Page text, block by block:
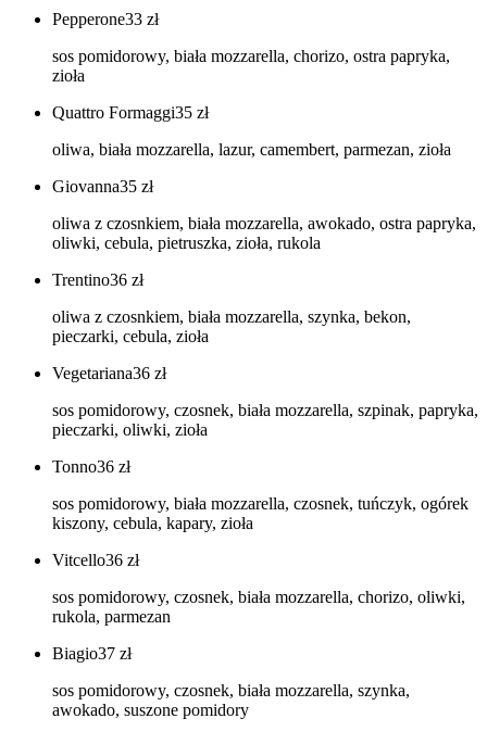
Pepperone33 zł
sos pomidorowy, biała mozzarella, chorizo, ostra papryka,
zioła
Quattro Formaggi35 zł
oliwa, biała mozzarella, lazur, camembert, parmezan, zioła
Giovanna35 zł
oliwa z czosnkiem, biała mozzarella, awokado, ostra papryka,
oliwki, cebula, pietruszka, zioła, rukola
Trentino36 zł
oliwa z czosnkiem, biała mozzarella, szynka, bekon,
pieczarki, cebula, zioła
Vegetariana36 zł
sos pomidorowy, czosnek, biała mozzarella, szpinak, papryka,
pieczarki, oliwki, zioła
Tonno36 zł
sos pomidorowy, biała mozzarella, czosnek, tuńczyk, ogórek
kiszony, cebula, kapary, zioła
Vitcello36 zł
sos pomidorowy, czosnek, biała mozzarella, chorizo, oliwki,
rukola, parmezan
Biagio37 zł
sos pomidorowy, czosnek, biała mozzarella, szynka,
awokado, suszone pomidory